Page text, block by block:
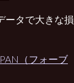
ータで大きな損
（フォーブ